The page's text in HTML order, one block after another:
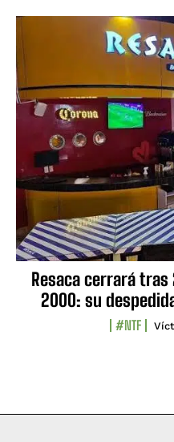
Resaca cerrará
2000: su
#NTF